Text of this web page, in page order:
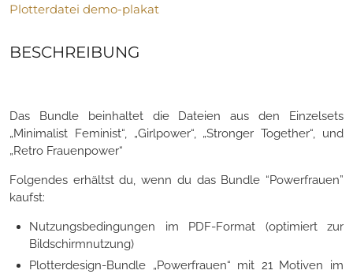
Plotterdatei demo-plakat
BESCHREIBUNG
Das Bundle beinhaltet die Dateien aus den Einzelsets
„Minimalist Feminist“, „Girlpower“, „Stronger Together“, und
„Retro Frauenpower“
Folgendes erhältst du, wenn du das Bundle “Powerfrauen”
kaufst:
Nutzungsbedingungen im PDF-Format (optimiert zur
Bildschirmnutzung)
Plotterdesign-Bundle „Powerfrauen“ mit 21 Motiven im